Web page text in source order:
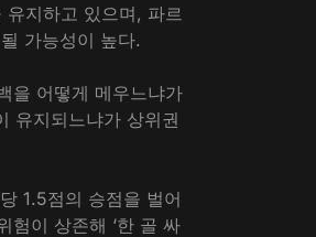
지하고 있으며, 파르
가능성이 높다.
을 어떻게 메우느냐가
유지되느냐가 상위권
1.5점의 승점을 벌어
험이 상존해 ‘한 골 싸